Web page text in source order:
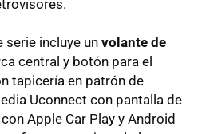
serie incluye un volante de
central y botón para el
tapicería en patrón de
Uconnect con pantalla de
Apple Car Play y Android